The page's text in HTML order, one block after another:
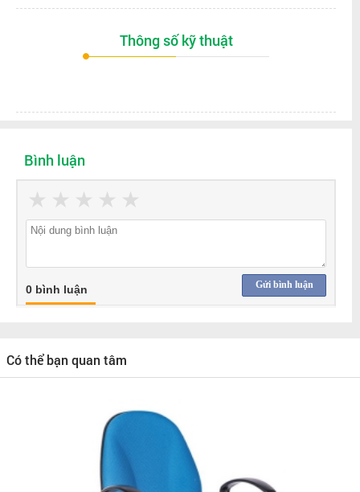
Thông số kỹ thuật
Bình luận
★
★
★
★
★
Gửi bình luận
0 bình luận
Có thể bạn quan tâm